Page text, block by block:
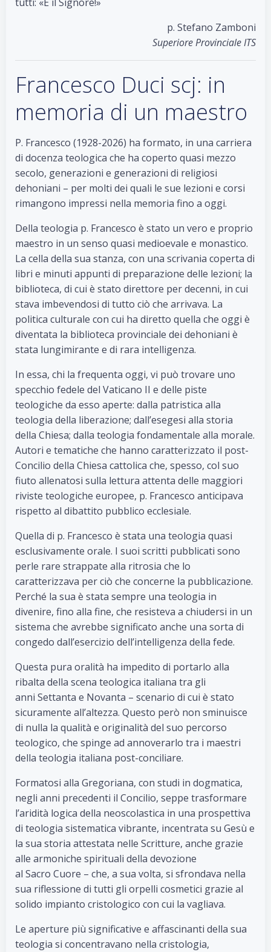
p. Stefano Zamboni
Superiore Provinciale ITS
Francesco Duci scj: in
memoria di un maestro
P. Francesco (1928-2026) ha formato, in una carriera
di docenza teologica che ha coperto quasi mezzo
secolo, generazioni e generazioni di religiosi
dehoniani – per molti dei quali le sue lezioni e corsi
rimangono impressi nella memoria fino a oggi.
Della teologia p. Francesco è stato un vero e proprio
maestro in un senso quasi medioevale e monastico.
La cella della sua stanza, con una scrivania coperta di
libri e minuti appunti di preparazione delle lezioni; la
biblioteca, di cui è stato direttore per decenni, in cui
stava imbevendosi di tutto ciò che arrivava. La
politica culturale con cui ha diretto quella che oggi è
diventata la biblioteca provinciale dei dehoniani è
stata lungimirante e di rara intelligenza.
In essa, chi la frequenta oggi, vi può trovare uno
specchio fedele del Vaticano II e delle piste
teologiche da esso aperte: dalla patristica alla
teologia della liberazione; dall’esegesi alla storia
della Chiesa; dalla teologia fondamentale alla morale.
Autori e tematiche che hanno caratterizzato il post-
Concilio della Chiesa cattolica che, spesso, col suo
fiuto allenatosi sulla lettura attenta delle maggiori
riviste teologiche europee, p. Francesco anticipava
rispetto al dibattito pubblico ecclesiale.
Quella di p. Francesco è stata una teologia quasi
esclusivamente orale. I suoi scritti pubblicati sono
perle rare strappate alla ritrosia che lo
caratterizzava per ciò che concerne la pubblicazione.
Perché la sua è stata sempre una teologia in
divenire, fino alla fine, che resisteva a chiudersi in un
sistema che avrebbe significato anche una sorta di
congedo dall’esercizio dell’intelligenza della fede.
Questa pura oralità ha impedito di portarlo alla
ribalta della scena teologica italiana tra gli
anni Settanta e Novanta – scenario di cui è stato
sicuramente all’altezza. Questo però non sminuisce
di nulla la qualità e originalità del suo percorso
teologico, che spinge ad annoverarlo tra i maestri
della teologia italiana post-conciliare.
Formatosi alla Gregoriana, con studi in dogmatica,
negli anni precedenti il Concilio, seppe trasformare
l’aridità logica della neoscolastica in una prospettiva
di teologia sistematica vibrante, incentrata su Gesù e
la sua storia attestata nelle Scritture, anche grazie
alle armoniche spirituali della devozione
al Sacro Cuore – che, a sua volta, si sfrondava nella
sua riflessione di tutti gli orpelli cosmetici grazie al
solido impianto cristologico con cui la vagliava.
Le aperture più significative e affascinanti della sua
teologia si concentravano nella cristologia,